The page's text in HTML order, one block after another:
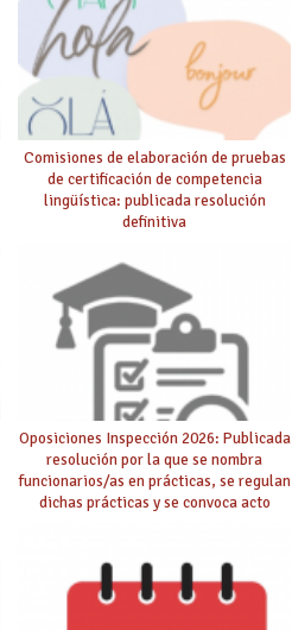
Comisiones de elaboración de pruebas
de certificación de competencia
lingüística: publicada resolución
definitiva
Oposiciones Inspección 2026: Publicada
resolución por la que se nombra
funcionarios/as en prácticas, se regulan
dichas prácticas y se convoca acto